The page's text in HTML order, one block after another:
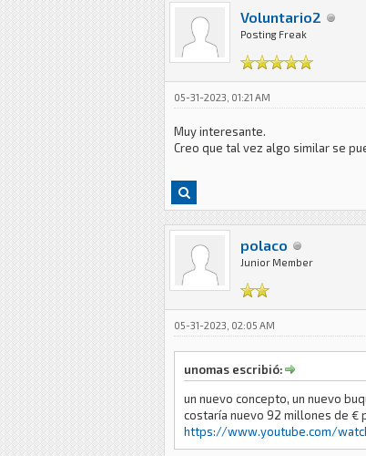
Voluntario2
Posting Freak
05-31-2023, 01:21 AM
Muy interesante.
Creo que tal vez algo similar se
polaco
Junior Member
05-31-2023, 02:05 AM
unomas escribió:
un nuevo concepto, un nuevo
costaría nuevo 92 millones de €
https://www.youtube.com/